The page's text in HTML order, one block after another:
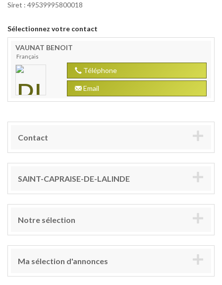
Siret : 49539995800018
Sélectionnez votre contact
VAUNAT BENOIT
Français
Téléphone
Email
Contact
SAINT-CAPRAISE-DE-LALINDE
Notre sélection
Ma sélection d'annonces